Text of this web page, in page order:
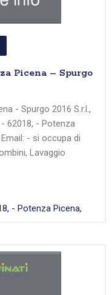
Picena – Spurgo
- Spurgo 2016 S.r.l.,
- 62018, - Potenza
- si occupa di
Lavaggio
- Potenza Picena,